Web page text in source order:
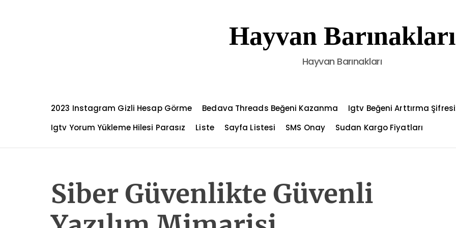
t
Hayvan Barınakları
Hayvan Barınakları
2023 Instagram Gizli Hesap Görme Bedava Threads Beğeni Kazanma
Igtv Beğeni Arttırma
Igtv Yorum Yükleme Hilesi Parasız
Liste Sayfa Listesi SMS Onay Sudan Kargo Fiyatları
Siber Güvenlikte Güvenli